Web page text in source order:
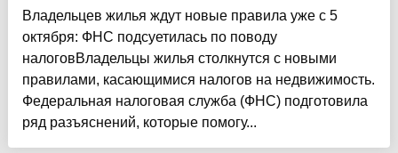
Владельцев жилья ждут новые правила уже с 5
октября: ФНС подсуетилась по поводу
налоговВладельцы жилья столкнутся с новыми
правилами, касающимися налогов на недвижимость.
Федеральная налоговая служба (ФНС) подготовила
ряд разъяснений, которые помогу...